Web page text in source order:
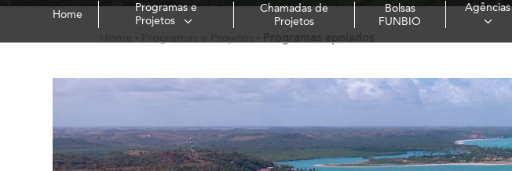
Home
Programas e
Projetos
Chamadas de
Projetos
Bolsas
FUNBIO
Agências